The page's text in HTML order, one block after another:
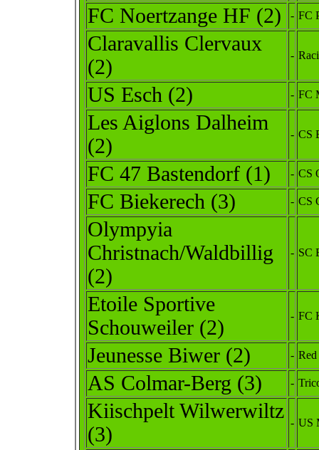
FC Noertzange HF (2) - FC
Claravallis Clervaux
(2)
-
US Esch (2) - FC
Les Aiglons Dalheim
(2)
- CS
FC 47 Bastendorf (1) - CS
FC Biekerech (3) - CS
Olympyia
Christnach/Waldbillig
(2)
- SC
Etoile Sportive
Schouweiler (2)
- FC
Jeunesse Biwer (2) -
AS Colmar-Berg (3) -
Kiischpelt Wilwerwiltz
(3)
- US